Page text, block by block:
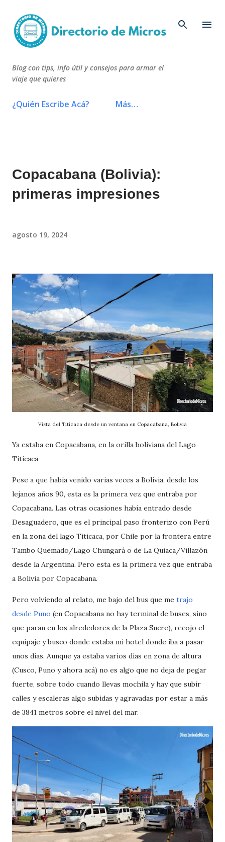
Blog con tips, info útil y consejos para armar el
viaje que quieres
¿Quién Escribe Acá? Más…
Copacabana (Bolivia):
primeras impresiones
agosto 19, 2024
Vista del Titicaca desde un ventana en Copacabana, Bolivia
Ya estaba en Copacabana, en la orilla boliviana del Lago
Titicaca
Pese a que había venido varias veces a Bolivia, desde los
lejanos años 90, esta es la primera vez que entraba por
Copacabana. Las otras ocasiones había entrado desde
Desaguadero, que es el principal paso fronterizo con Perú
en la zona del lago Titicaca, por Chile por la frontera entre
Tambo Quemado/Lago Chungará o de La Quiaca/Villazón
desde la Argentina. Pero esta es la primera vez que entraba
a Bolivia por Copacabana.
Pero volviendo al relato, me bajo del bus que me trajo
desde Puno (en Copacabana no hay terminal de buses, sino
que paran en los alrededores de la Plaza Sucre), recojo el
equipaje y busco donde estaba mi hotel donde iba a pasar
unos dias. Aunque ya estaba varios días en zona de altura
(Cusco, Puno y ahora acá) no es algo que no deja de pegar
fuerte, sobre todo cuando llevas mochila y hay que subir
calles y escaleras algo subidas y agravadas por estar a más
de 3841 metros sobre el nivel del mar.